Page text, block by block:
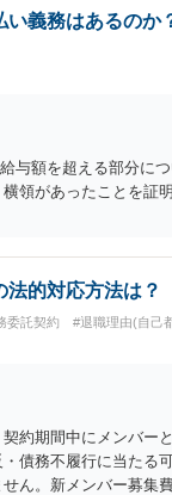
義務はあるのか
与額を超える部分に
領があったことを証
的対応方法は？
委託契約 #退職理由(自己
約期間中にメンバー
債務不履行に当たる
ん。新メンバー募集